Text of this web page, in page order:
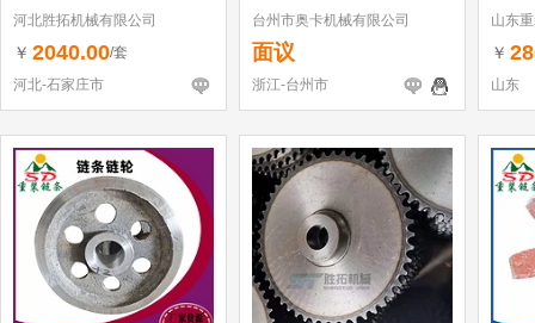
河北胜拓机械有限公司
￥ 2040.00/套
河北-石家庄市
台州市奥卡机械有限公司
面议
浙江-台州市
山东
￥
山东